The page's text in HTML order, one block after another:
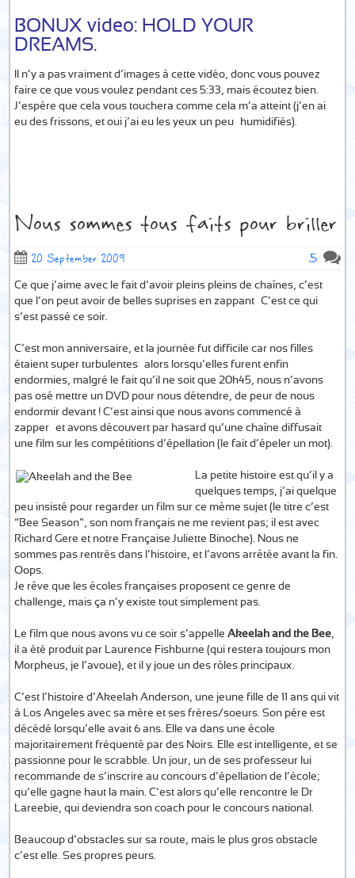
BONUX video: HOLD YOUR
DREAMS.
Il n’y a pas vraiment d’images à cette vidéo, donc vous pouvez
faire ce que vous voulez pendant ces 5:33, mais écoutez bien.
J’espère que cela vous touchera comme cela m’a atteint (j’en ai
eu des frissons, et oui j’ai eu les yeux un peu… humidifiés).
Nous sommes tous faits pour briller
20 September 2009 5
Ce que j’aime avec le fait d’avoir pleins pleins de chaînes, c’est
que l’on peut avoir de belles suprises en zappant… C’est ce qui
s’est passé ce soir.
C’est mon anniversaire, et la journée fut difficile car nos filles
étaient super turbulentes… alors lorsqu’elles furent enfin
endormies, malgré le fait qu’il ne soit que 20h45, nous n’avons
pas osé mettre un DVD pour nous détendre, de peur de nous
endormir devant ! C’est ainsi que nous avons commencé à
zapper… et avons découvert par hasard qu’une chaîne diffusait
une film sur les compétitions d’épellation (le fait d’épeler un mot).
La petite histoire est qu’il y a
quelques temps, j’ai quelque
peu insisté pour regarder un film sur ce même sujet (le titre c’est
“Bee Season”, son nom français ne me revient pas; il est avec
Richard Gere et notre Française Juliette Binoche). Nous ne
sommes pas rentrés dans l’histoire, et l’avons arrêtée avant la fin.
Oops.
Je rêve que les écoles françaises proposent ce genre de
challenge, mais ça n’y existe tout simplement pas.
Le film que nous avons vu ce soir s’appelleAkeelah and the Bee
il a été produit par Laurence Fishburne (qui restera toujours mon
Morpheus, je l’avoue), et il y joue un des rôles principaux.
C’est l’histoire d’Akeelah Anderson, une jeune fille de 11 ans qui vit
à Los Angeles avec sa mère et ses frères/soeurs. Son père est
décédé lorsqu’elle avait 6 ans. Elle va dans une école
majoritairement fréquenté par des Noirs. Elle est intelligente, et se
passionne pour le scrabble. Un jour, un de ses professeur lui
recommande de s’inscrire au concours d’épellation de l’école;
qu’elle gagne haut la main. C’est alors qu’elle rencontre le Dr
Lareebie, qui deviendra son coach pour le concours national.
Beaucoup d’obstacles sur sa route, mais le plus gros obstacle
c’est elle. Ses propres peurs.